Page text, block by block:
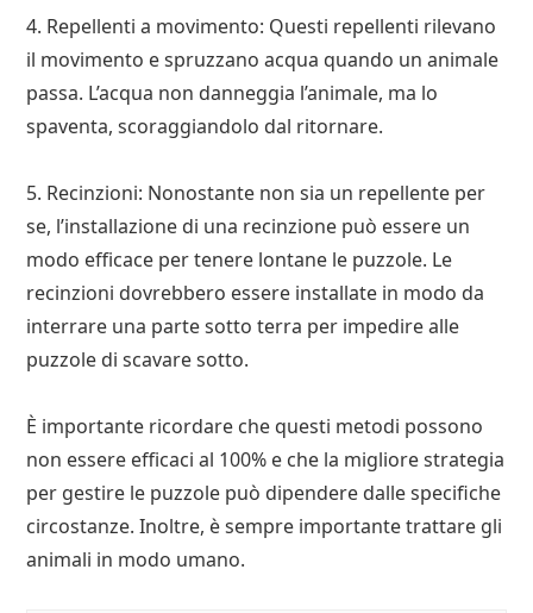
4. Repellenti a movimento: Questi repellenti rilevano
il movimento e spruzzano acqua quando un animale
passa. L’acqua non danneggia l’animale, ma lo
spaventa, scoraggiandolo dal ritornare.
5. Recinzioni: Nonostante non sia un repellente per
se, l’installazione di una recinzione può essere un
modo efficace per tenere lontane le puzzole. Le
recinzioni dovrebbero essere installate in modo da
interrare una parte sotto terra per impedire alle
puzzole di scavare sotto.
È importante ricordare che questi metodi possono
non essere efficaci al 100% e che la migliore strategia
per gestire le puzzole può dipendere dalle specifiche
circostanze. Inoltre, è sempre importante trattare gli
animali in modo umano.